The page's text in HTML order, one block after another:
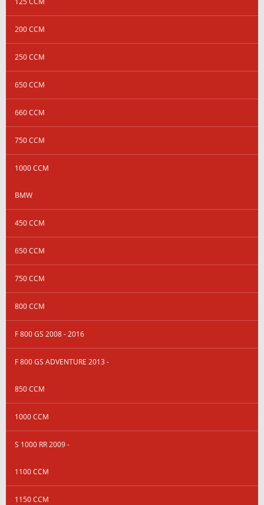
200 CCM
250 CCM
650 CCM
660 CCM
750 CCM
1000 CCM
BMW
450 CCM
650 CCM
750 CCM
800 CCM
F 800 GS 2008 - 2016
F 800 GS ADVENTURE 2013 -
850 CCM
1000 CCM
S 1000 RR 2009 -
1100 CCM
1150 CCM